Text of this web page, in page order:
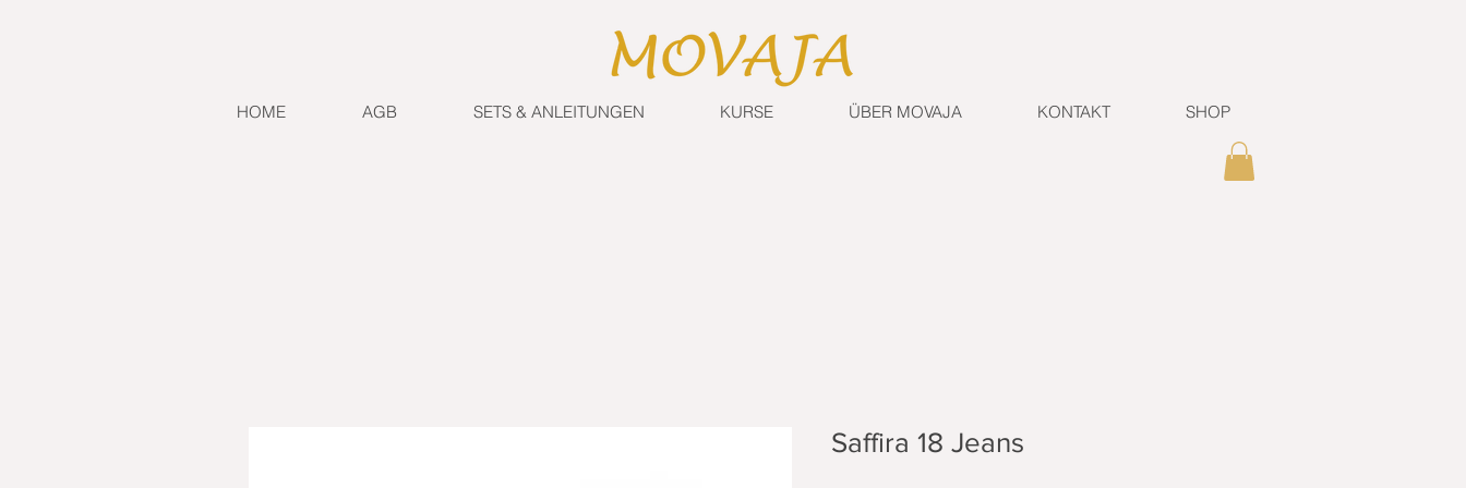
HOME AGB SETS & ANLEITUNGEN KURSE ÜBER MOVAJA KONTAKT SHOP
Saffira 18 Jeans